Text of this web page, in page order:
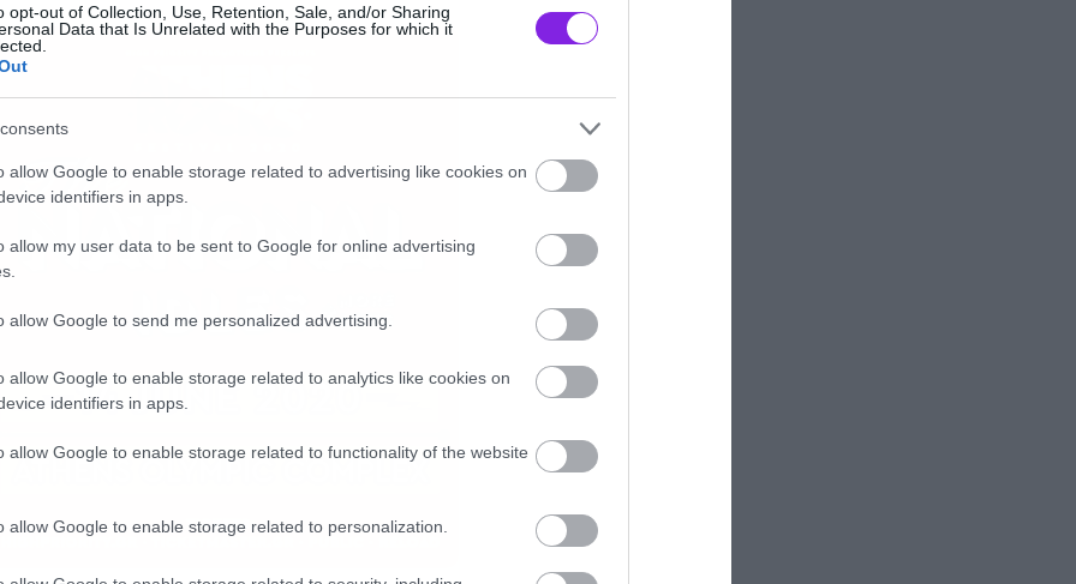
opt-out of Collection, Use, Retention, Sale, and/or Sharing
Data that Is Unrelated with the Purposes for which it
allow Google to enable storage related to advertising like cookies on
identifiers in apps.
allow my user data to be sent to Google for online advertising
allow Google to send me personalized advertising.
allow Google to enable storage related to analytics like cookies on
identifiers in apps.
allow Google to enable storage related to functionality of the website
allow Google to enable storage related to personalization.